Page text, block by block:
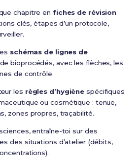
chapitre en fiches de révision
clés, étapes d’un protocole,
schémas de lignes de
bioprocédés, avec les flèches, les
de contrôle.
les règles d’hygiène spécifiques
ou cosmétique : tenue,
zones propres, traçabilité.
entraîne-toi sur des
des situations d’atelier (débits,